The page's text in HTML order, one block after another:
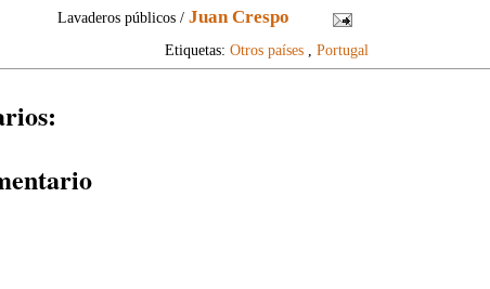
Lavaderos públicos /Juan Crespo
Etiquetas: Otros países Portugal